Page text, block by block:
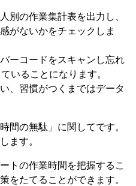
別の作業集計表を出力し、
がないかをチェックしま
ーコードをスキャンし忘れ
いることになります。
、習慣がつくまではデータ
間の無駄」に関してです。
ます。
トの作業時間を把握するこ
をたてることができます。